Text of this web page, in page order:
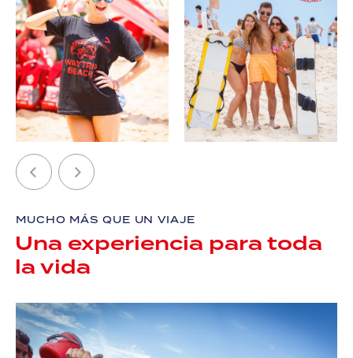
MUCHO MÁS QUE UN VIAJE
Una experiencia para toda
la vida